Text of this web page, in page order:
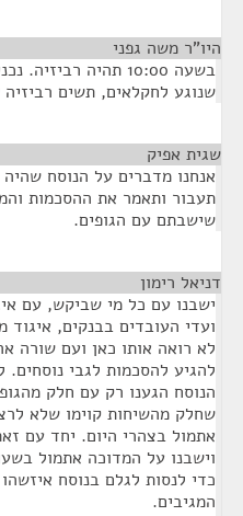
היו"ר משה גפני
בשעה 10:00 תהיה
שנוגע לחקלאים, תשים
שגית אפיק
אנחנו מדברים על הנוסח
תעבור ותאמר את ההסכמות
שישבתם עם הגופים.
דניאל רימון
ישבנו עם כל מי שביקש, עם
ועדי העובדים בבנקים, איגוד
לא רואה אותו כאן ועם שורה
להגיע להסכמות לגבי
הנוסח הגענו רק עם חלק
שחלק מהשיחות קוימו שלא
אתמול בצהרי היום. יחד עם
וישבנו על המדוכה אתמול
כדי לנסות לגלם בנוסח
המגיבים.